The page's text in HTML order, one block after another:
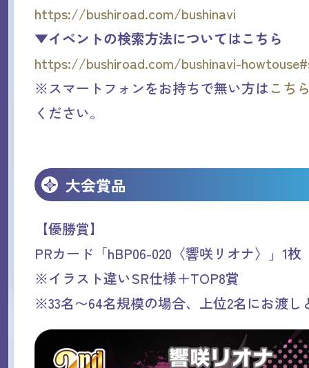
https://bushiroad.com/bushinavi
▼イベントの検索方法についてはこちら
https://bushiroad.com/bushinavi-
※スマートフォンをお持ちで無い方はこち
ください。
大会賞品
【優勝賞】
PRカード「hBP06-020〈響咲リオナ〉」1枚
※イラスト違いSR仕様＋TOP8賞
※33名〜64名規模の場合、上位2名にお渡し